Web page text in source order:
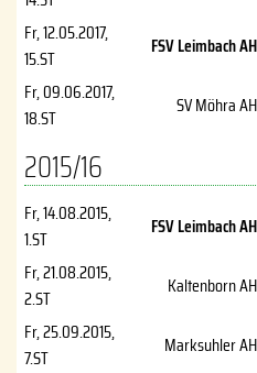
Fr, 12.05.2017,
15.ST
FSV Leimbach AH
Fr, 09.06.2017,
18.ST
SV Möhra AH
2015/16
Fr, 14.08.2015,
1.ST
FSV Leimbach AH
Fr, 21.08.2015,
2.ST
Kaltenborn AH
Fr, 25.09.2015,
7.ST
Marksuhler AH